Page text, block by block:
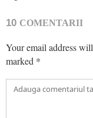
10 COMENTARII
Your email address
marked *